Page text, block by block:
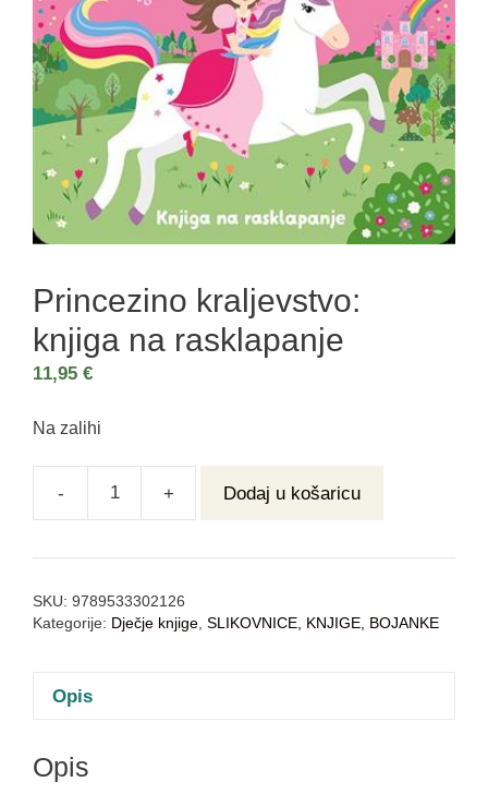
Princezino kraljevstvo:
knjiga na rasklapanje
11,95 €
Na zalihi
- + Dodaj u košaricu
SKU: 9789533302126
Kategorije: Dječje knjige, SLIKOVNICE, KNJIGE, BOJANKE
Opis
Opis